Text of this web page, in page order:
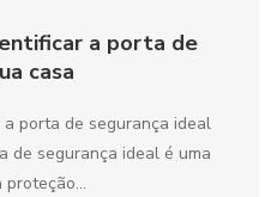
a porta de
casa
porta de segurança ideal
de segurança ideal é uma